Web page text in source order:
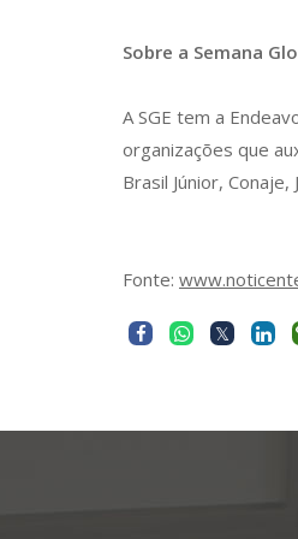
Sobre a Semana
A SGE tem a
organizações que
Brasil Júnior,
Fonte: